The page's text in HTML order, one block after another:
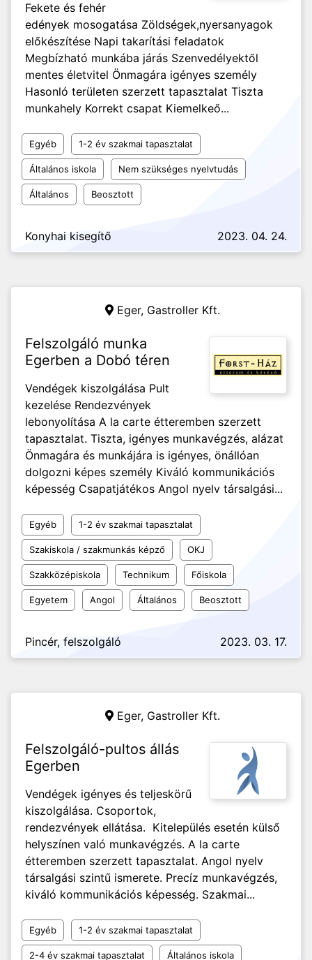
Fekete és fehér
edények mosogatása Zöldségek,nyersanyagok
előkészítése Napi takarítási feladatok
Megbízható munkába járás Szenvedélyektől
mentes életvitel Önmagára igényes személy
Hasonló területen szerzett tapasztalat Tiszta
munkahely Korrekt csapat Kiemelkeő...
Egyéb 1-2 év szakmai tapasztalat
Általános iskola Nem szükséges nyelvtudás
Általános Beosztott
Konyhai kisegítő 2023. 04. 24.
Eger, Gastroller Kft.
Felszolgáló munka
Egerben a Dobó téren
Vendégek kiszolgálása Pult
kezelése Rendezvények
lebonyolítása A la carte étteremben szerzett
tapasztalat. Tiszta, igényes munkavégzés, alázat
Önmagára és munkájára is igényes, önállóan
dolgozni képes személy Kiváló kommunikációs
képesség Csapatjátékos Angol nyelv társalgási...
Egyéb 1-2 év szakmai tapasztalat
Szakiskola / szakmunkás képző OKJ
Szakközépiskola Technikum Főiskola
Egyetem Angol Általános Beosztott
Pincér, felszolgáló 2023. 03. 17.
Eger, Gastroller Kft.
Felszolgáló-pultos állás
Egerben
Vendégek igényes és teljeskörű
kiszolgálása. Csoportok,
rendezvények ellátása. Kitelepülés esetén külső
helyszínen való munkavégzés. A la carte
étteremben szerzett tapasztalat. Angol nyelv
társalgási szintű ismerete. Precíz munkavégzés,
kiváló kommunikációs képesség. Szakmai...
Egyéb 1-2 év szakmai tapasztalat
2-4 év szakmai tapasztalat Általános iskola